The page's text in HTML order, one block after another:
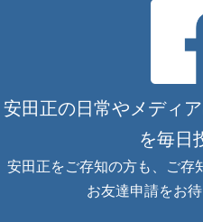
安田正の日常やメディ
を毎日
安田正をご存知の方も、ご存
お友達申請をお